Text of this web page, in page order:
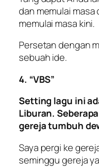
dan memulai
memulai masa kini.
Persetan dengan
sebuah ide.
4. “VBS”
Setting lagu ini
Liburan.
gereja tumbuh
Saya pergi ke
seminggu gereja